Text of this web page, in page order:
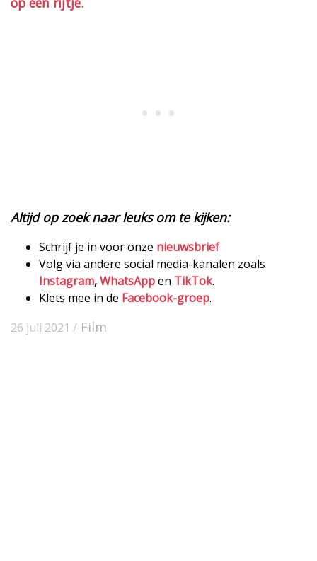
Altijd op zoek naar leuks om te kijken:
Schrijf je in voor onze nieuwsbrief
Volg via andere social media-kanalen zoals
Instagram,WhatsAppen TikTok.
Klets mee in de Facebook-groep.
26 juli 2021 / Film